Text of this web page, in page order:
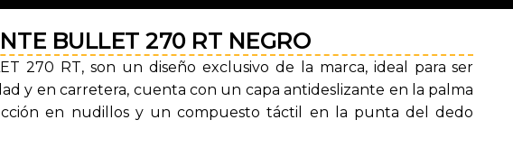
BULLET 270 RT NEGRO
270 RT, son un diseño exclusivo de la marca, ideal para ser
y en carretera, cuenta con un capa antideslizante en la palma
en nudillos y un compuesto táctil en la punta del dedo